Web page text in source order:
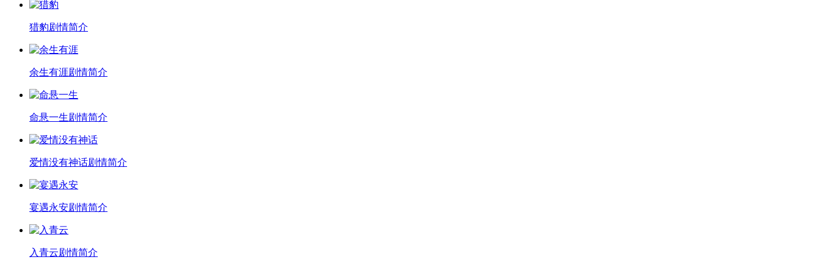
猎豹剧情简介
余生有涯剧情简介
命悬一生剧情简介
爱情没有神话剧情简介
宴遇永安剧情简介
入青云剧情简介